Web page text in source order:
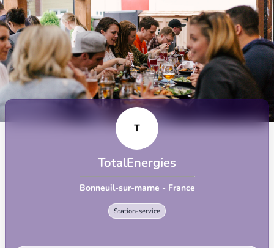
T
TotalEnergies
Bonneuil-sur-marne - France
Station-service